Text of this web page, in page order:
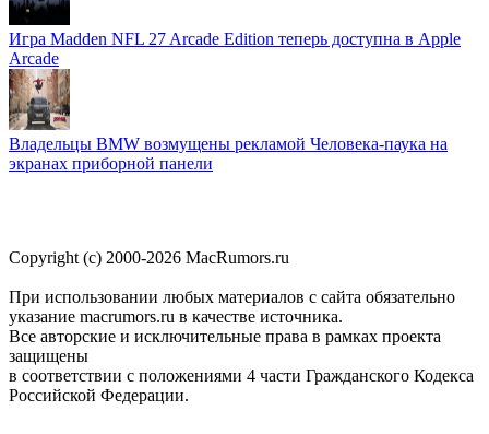
Игра Madden NFL 27 Arcade Edition теперь доступна в Apple
Arcade
Владельцы BMW возмущены рекламой Человека-паука на
экранах приборной панели
Copyright (c) 2000-2026 MacRumors.ru
При использовании любых материалов с сайта обязательно
указание macrumors.ru в качестве источника.
Все авторские и исключительные права в рамках проекта
защищены
в соответствии с положениями 4 части Гражданского Кодекса
Российской Федерации.